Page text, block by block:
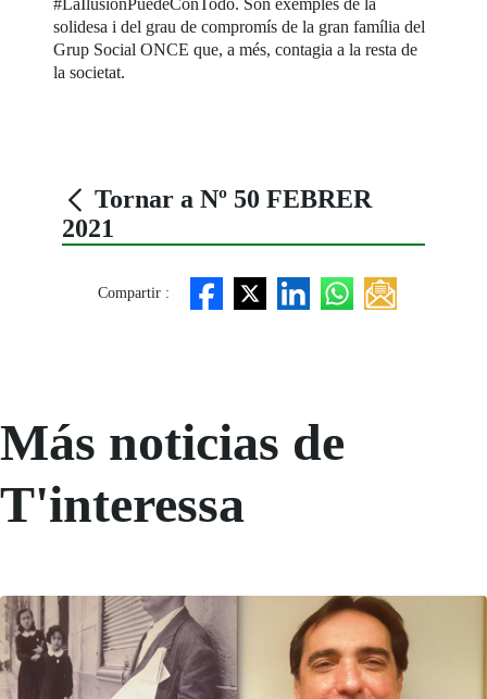
solidesa i del grau de compromís de la gran família del
Grup Social ONCE que, a més, contagia a la resta de
la societat.
Tornar a Nº 50 FEBRER
2021
Compartir :
Más noticias de
T'interessa